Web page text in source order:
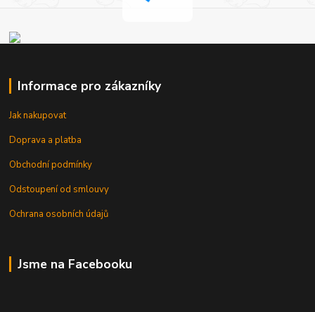
Informace pro zákazníky
Jak nakupovat
Doprava a platba
Obchodní podmínky
Odstoupení od smlouvy
Ochrana osobních údajů
Jsme na Facebooku